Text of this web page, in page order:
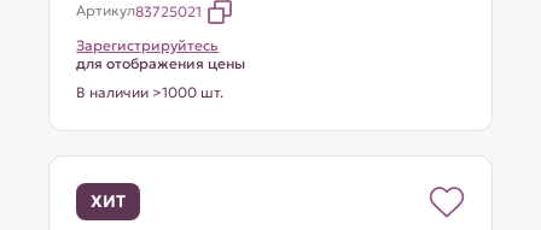
Артикул83725021
Зарегистрируйтесь
для отображения цены
В наличии >1000 шт.
ХИТ